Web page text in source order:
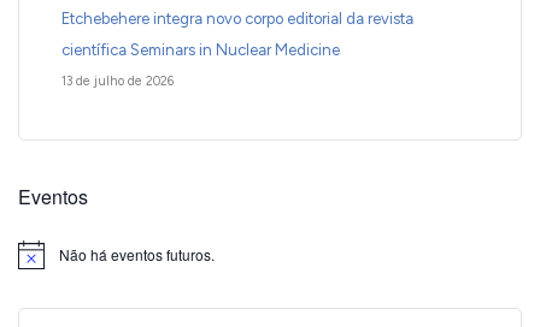
Etchebehere integra novo corpo editorial da revista
científica Seminars in Nuclear Medicine
13 de julho de 2026
Eventos
Notice Não há eventos futuros.